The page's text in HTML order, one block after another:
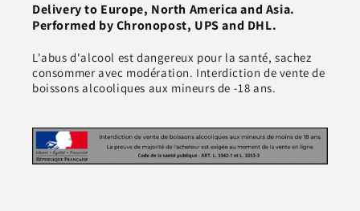
Delivery to Europe, North America and Asia.
Performed by Chronopost, UPS and DHL.
L'abus d'alcool est dangereux pour la santé, sachez
consommer avec modération. Interdiction de vente de
boissons alcooliques aux mineurs de -18 ans.